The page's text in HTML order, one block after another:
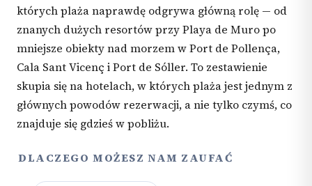
których plaża naprawdę odgrywa główną rolę — od
znanych dużych resortów przy Playa de Muro po
mniejsze obiekty nad morzem w Port de Pollença,
Cala Sant Vicenç i Port de Sóller. To zestawienie
skupia się na hotelach, w których plaża jest jednym z
głównych powodów rezerwacji, a nie tylko czymś, co
znajduje się gdzieś w pobliżu.
DLACZEGO MOŻESZ NAM ZAUFAĆ